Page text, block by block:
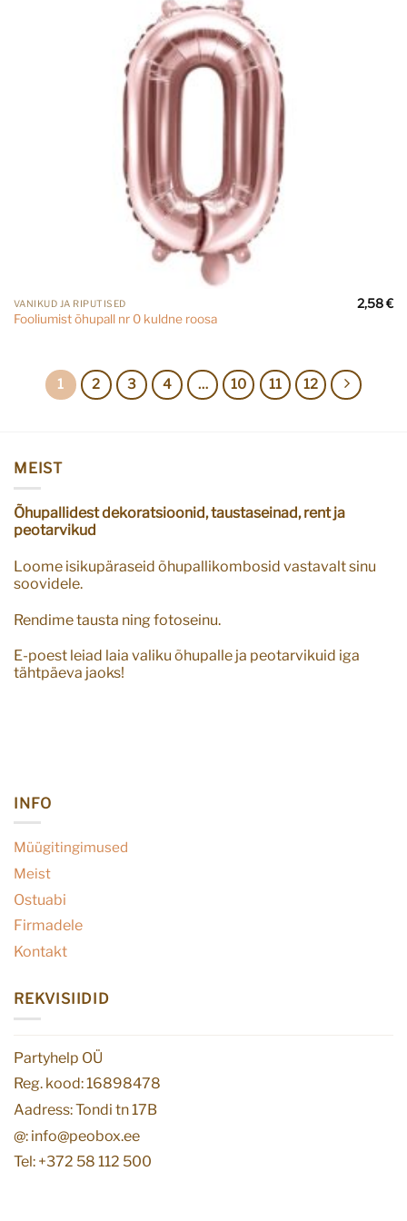
VANIKUD JA RIPUTISED
Fooliumist õhupall nr 0 kuldne roosa
2,58€
1 2 3 4 … 10 11 12
MEIST
Õhupallidest dekoratsioonid, taustaseinad, rent ja
peotarvikud
Loome isikupäraseid õhupallikombosid vastavalt sinu
soovidele.
Rendime tausta ning fotoseinu.
E-poest leiad laia valiku õhupalle ja peotarvikuid iga
tähtpäeva jaoks!
INFO
Müügitingimused
Meist
Ostuabi
Firmadele
Kontakt
REKVISIIDID
Partyhelp OÜ
Reg. kood: 16898478
Aadress: Tondi tn 17B
@: info@peobox.ee
Tel: +372 58 112 500